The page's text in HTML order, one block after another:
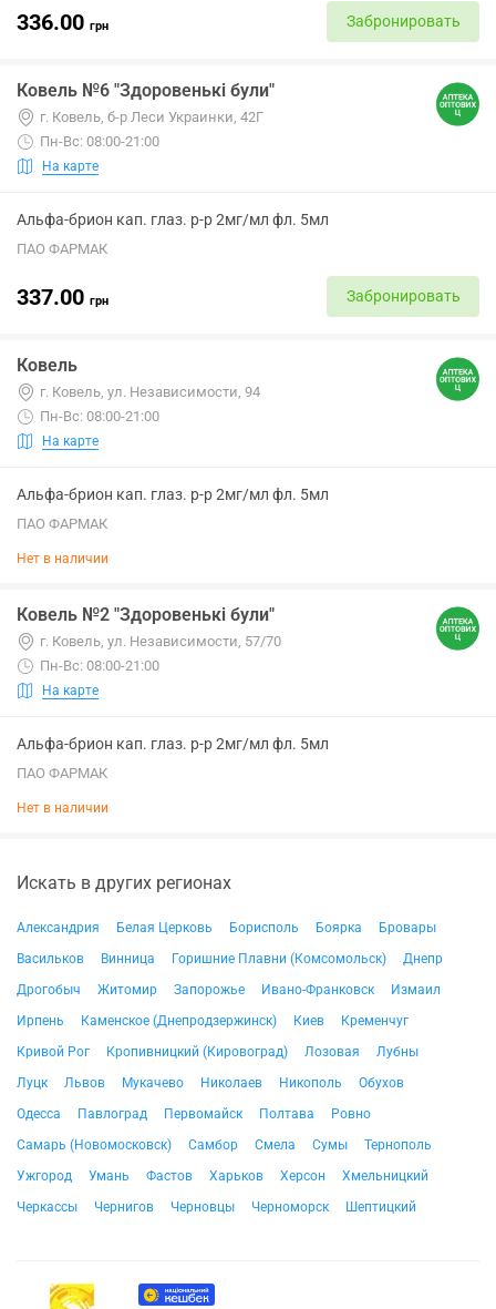
336.00 грн Забронировать
Ковель №6 "Здоровенькі були"
г. Ковель, б-р Леси Украинки, 42Г
Пн-Вс: 08:00-21:00
На карте
Альфа-брион кап. глаз. р-р 2мг/мл фл. 5мл
ПАО ФАРМАК
337.00 грн Забронировать
Ковель
г. Ковель, ул. Независимости, 94
Пн-Вс: 08:00-21:00
На карте
Альфа-брион кап. глаз. р-р 2мг/мл фл. 5мл
ПАО ФАРМАК
Нет в наличии
Ковель №2 "Здоровенькі були"
г. Ковель, ул. Независимости, 57/70
Пн-Вс: 08:00-21:00
На карте
Альфа-брион кап. глаз. р-р 2мг/мл фл. 5мл
ПАО ФАРМАК
Нет в наличии
Искать в других регионах
Александрия Белая Церковь Борисполь Боярка
Бровары
Васильков
Винница Горишние Плавни (Комсомольск)
Днепр
Дрогобыч
Житомир Запорожье Ивано-Франковск
Измаил
Ирпень
Каменское (Днепродзержинск) Киев
Кременчуг
Кривой Рог
Кропивницкий (Кировоград) Лозовая
Лубны
Луцк
Львов Мукачево Николаев Никополь
Обухов
Одесса
Павлоград Первомайск Полтава
Ровно
Самарь (Новомосковск)
Самбор Смела Сумы
Тернополь
Ужгород
Умань Фастов Харьков Херсон
Хмельницкий
Черкассы
Чернигов Черновцы Черноморск Шептицкий